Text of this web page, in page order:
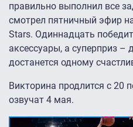
правильно выполнил все
смотрел пятничный эфир
Stars. Одиннадцать
аксессуары, а суперприз
достанется одному
Викторина продлится с 20
озвучат 4 мая.